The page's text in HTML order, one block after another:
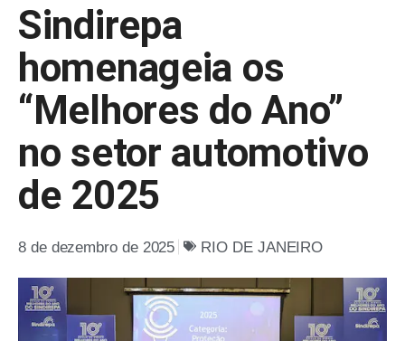
Sindirepa
homenageia os
“Melhores do Ano”
no setor automotivo
de 2025
8 de dezembro de 2025 RIO DE JANEIRO